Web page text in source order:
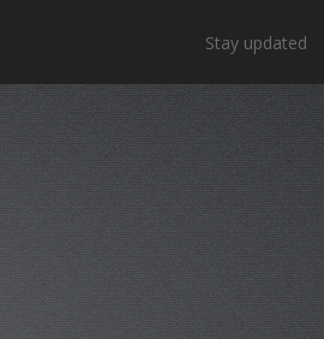
Stay updated